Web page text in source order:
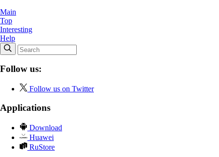
Main
Top
Interesting
Help
Follow us:
Follow us on Twitter
Applications
Download
Huawei
RuStore